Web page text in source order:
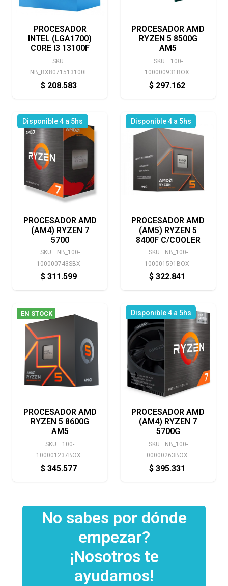
PROCESADOR
INTEL (LGA1700)
CORE I3 13100F
SKU:
NB_BX8071513100F
$ 208.583
PROCESADOR AMD
RYZEN 5 8500G
AM5
SKU:
100-
100000931BOX
$ 297.162
Disponible 4 a 5hs
PROCESADOR AMD
(AM4) RYZEN 7
5700
SKU:
NB_100-
100000743SBX
$ 311.599
Disponible 4 a 5hs
PROCESADOR AMD
(AM5) RYZEN 5
8400F C/COOLER
SKU:
NB_100-
100001591BOX
$ 322.841
EN STOCK
PROCESADOR AMD
RYZEN 5 8600G
AM5
SKU:
100-
100001237BOX
$ 345.577
Disponible 4 a 5hs
PROCESADOR AMD
(AM4) RYZEN 7
5700G
SKU:
NB_100-
00000263BOX
$ 395.331
No sabes por dónde
empezar?
¡Nosotros te
ayudamos!